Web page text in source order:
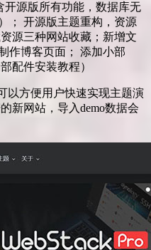
开源版所有功能，数据库无
； 开源版主题重构，资源
源三种网站收藏；新增文
作博客页面； 添加小部
配件安装教程）
以方便用户快速实现主题演
新网站，导入demo数据会